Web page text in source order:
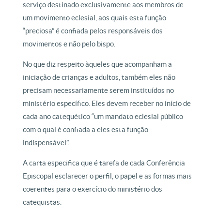
serviço destinado exclusivamente aos membros de
um movimento eclesial, aos quais esta função
“preciosa” é confiada pelos responsáveis dos
movimentos e não pelo bispo.
No que diz respeito àqueles que acompanham a
iniciação de crianças e adultos, também eles não
precisam necessariamente serem instituídos no
ministério específico. Eles devem receber no início de
cada ano catequético “um mandato eclesial público
com o qual é confiada a eles esta função
indispensável”.
A carta especifica que é tarefa de cada Conferência
Episcopal esclarecer o perfil, o papel e as formas mais
coerentes para o exercício do ministério dos
catequistas.